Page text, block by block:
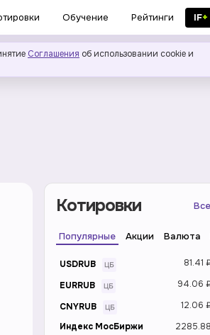
Обучение Рейтинги IF+
Соглашения об использовании cookie и
Котировки
Популярные Акции Валюта
USDRUB 81.41
EURRUB
94.06
CNYRUB
12.06
Индекс МосБиржи
2285.88